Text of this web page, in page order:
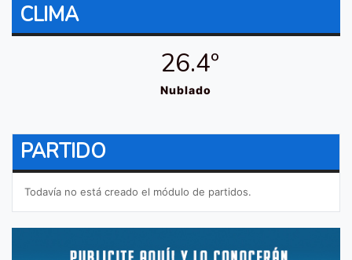
CLIMA
26.4º
Nublado
PARTIDO
Todavía no está creado el módulo de partidos.